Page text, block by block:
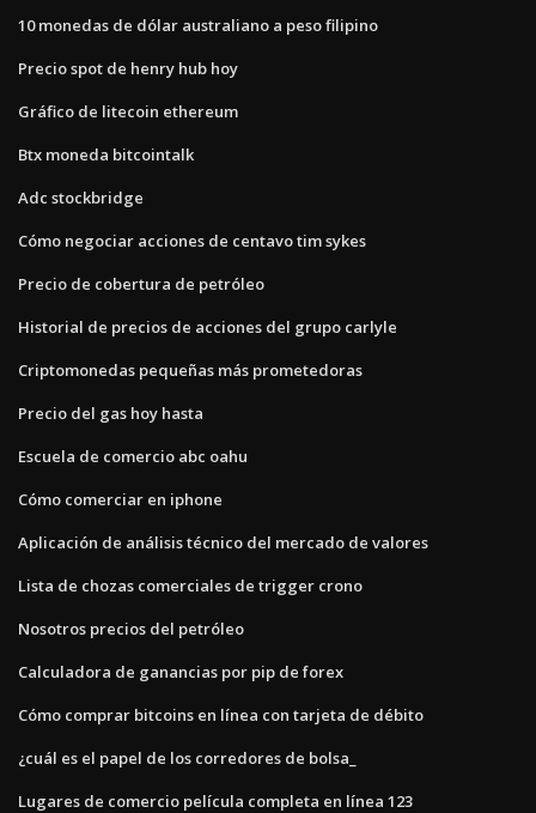
10 monedas de dólar australiano a peso filipino
Precio spot de henry hub hoy
Gráfico de litecoin ethereum
Btx moneda bitcointalk
Adc stockbridge
Cómo negociar acciones de centavo tim sykes
Precio de cobertura de petróleo
Historial de precios de acciones del grupo carlyle
Criptomonedas pequeñas más prometedoras
Precio del gas hoy hasta
Escuela de comercio abc oahu
Cómo comerciar en iphone
Aplicación de análisis técnico del mercado de valores
Lista de chozas comerciales de trigger crono
Nosotros precios del petróleo
Calculadora de ganancias por pip de forex
Cómo comprar bitcoins en línea con tarjeta de débito
¿cuál es el papel de los corredores de bolsa_
Lugares de comercio película completa en línea 123